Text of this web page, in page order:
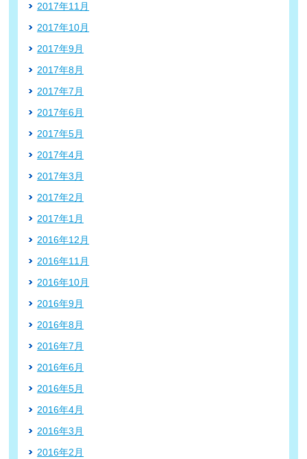
2017年11月
2017年10月
2017年9月
2017年8月
2017年7月
2017年6月
2017年5月
2017年4月
2017年3月
2017年2月
2017年1月
2016年12月
2016年11月
2016年10月
2016年9月
2016年8月
2016年7月
2016年6月
2016年5月
2016年4月
2016年3月
2016年2月